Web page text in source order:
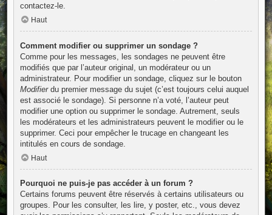
contactez-le.
Haut
Comment modifier ou supprimer un sondage ?
Comme pour les messages, les sondages ne peuvent être
modifiés que par l’auteur original, un modérateur ou un
administrateur. Pour modifier un sondage, cliquez sur le bouton
Modifierdu premier message du sujet (c’est toujours celui auquel
est associé le sondage). Si personne n’a voté, l’auteur peut
modifier une option ou supprimer le sondage. Autrement, seuls
les modérateurs et les administrateurs peuvent le modifier ou le
supprimer. Ceci pour empêcher le trucage en changeant les
intitulés en cours de sondage.
Haut
Pourquoi ne puis-je pas accéder à un forum ?
Certains forums peuvent être réservés à certains utilisateurs ou
groupes. Pour les consulter, les lire, y poster, etc., vous devez